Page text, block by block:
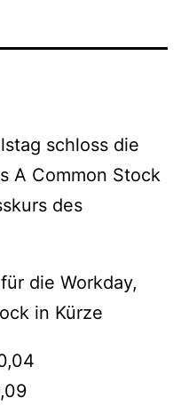
schloss die
A Common Stock
des
die Workday,
in Kürze